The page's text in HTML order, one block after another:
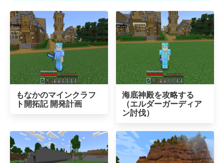
もなかのマインクラフ
ト開拓記 開発計画
海底神殿を攻略する
（エルダーガーディア
ン討伐）